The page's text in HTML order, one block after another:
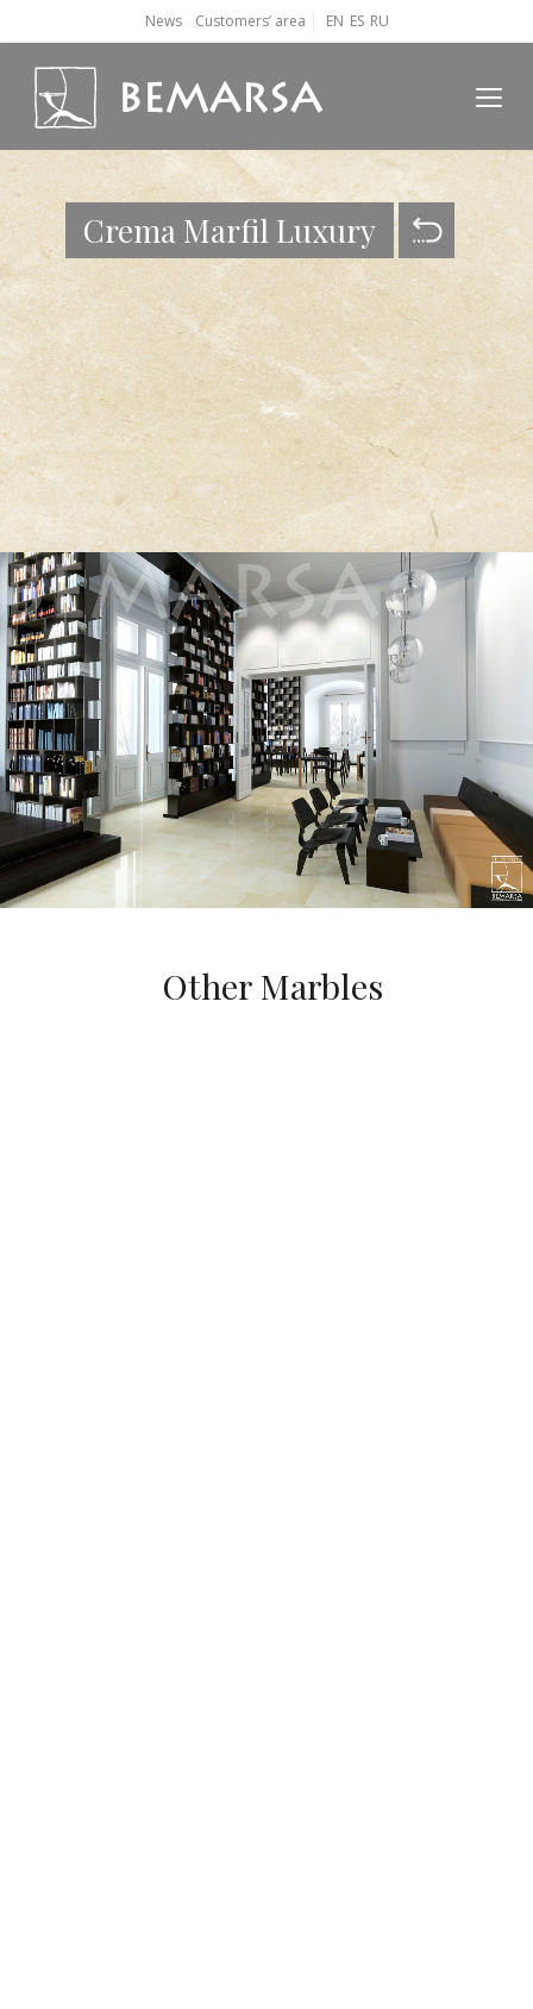
News Customers’ area EN ES RU
Crema Marfil Luxury
Other Marbles